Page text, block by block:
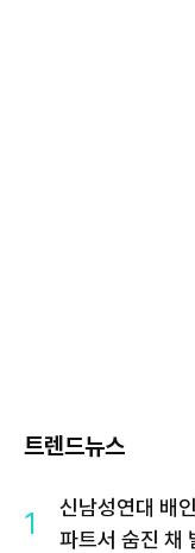
트렌드뉴스
1
신남성연대 배
파트서 숨진 채